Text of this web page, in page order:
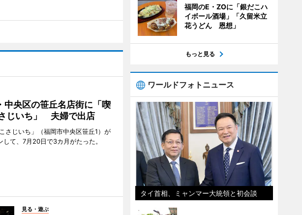
中央区の笹丘名店街に「喫
じいち」 夫婦で出店
こさじいち」（福岡市中央区笹丘1）が
して、7月20日で3カ月がたった。
見る・遊ぶ
福岡のE・ZOに「銀だこハ
イボール酒場」「久留米立
花うどん 恩想」
もっと見る
ワールドフォトニュース
タイ首相、ミャンマー大統領と初会談